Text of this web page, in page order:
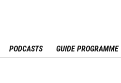
PODCASTS GUIDE PROGRAMME